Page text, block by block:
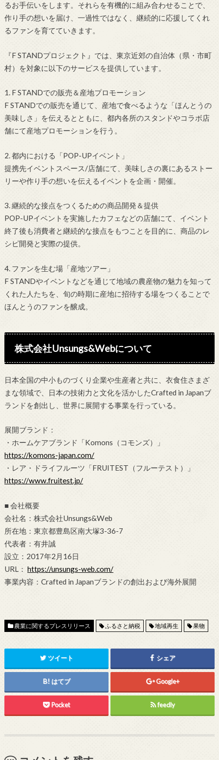
るお手伝いをします。それらを有機的に組み合わせることで、
作り手の想いを届け、一過性ではなく、継続的に応援してくれ
るファンを育てていきます。
『F STANDプロジェクト』では、東京近郊の自治体（県・市町
村）を対象に以下のサービスを提供しています。
1. F STANDでの販売＆産地プロモーション
F STANDでの販売を通じて、産地で食べるような「ほんとうの
美味しさ」を伝えるとともに、都内各所のスタンドやコラボ店
舗にて産地プロモーションを行う。
2. 都内における「POP-UPイベント」
提携先イベントスペース/店舗にて、美味しさの裏にあるストー
リーや作り手の想いを伝えるイベントを企画・開催。
3. 継続的な接点をつくるための商品開発＆提供
POP-UPイベントを実施したカフェなどの店舗にて、イベント
終了後も消費者と継続的な接点をもつことを目的に、商品のレ
シピ開発と実際の提供。
4. ファンを生む場「産地ツアー」
F STANDやイベントなどを通じて地域の農産物の魅力を知って
くれた人たちを、旬の時期に産地に招待する場をつくることで
ほんとうのファンを醸成。
株式会社Unsungs&Webについて
日本全国の中小ものづくり企業や生産者と共に、衣食住さまざ
まな領域で、日本の技術力と文化を活かしたCrafted in Japanブ
ランドを創出し、世界に展開する事業を行っている。
展開ブランド：
・ホームケアブランド「Komons（コモンズ）」
https://komons-japan.com/
・レア・ドライフルーツ「FRUITEST（フルーテスト）」
https://www.fruitest.jp/
■ 会社概要
会社名：株式会社Unsungs&Web
所在地：東京都豊島区南大塚3-36-7
代表者：有井誠
設立：2017年2月16日
URL： https://unsungs-web.com/
事業内容：Crafted in Japanブランドの創出および海外展開
農業に関するプレスリリース ふるさと納税 地域再生 果物
ツイート シェア
はてブ Google+
Pocket feedly